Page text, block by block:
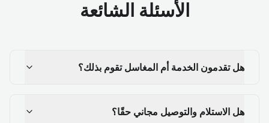
الأسئلة الشائعة
هل تقدمون الخدمة أم المغاسل تقوم بذلك؟
هل الاستلام والتوصيل مجاني حقًا؟